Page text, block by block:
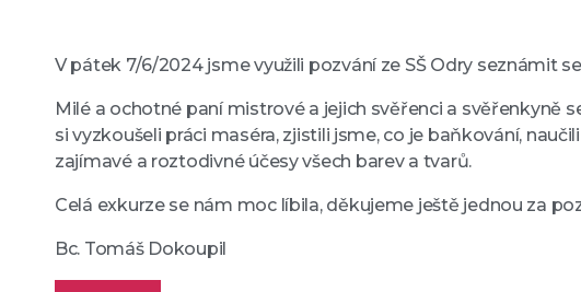
V pátek 7/6/2024 jsme využili pozvání ze SŠ Odry seznámit
Milé a ochotné paní mistrové a jejich svěřenci a svěřenkyně
si vyzkoušeli práci maséra, zjistili jsme, co je baňkování,
zajímavé a roztodivné účesy všech barev a tvarů.
Celá exkurze se nám moc líbila, děkujeme ještě jednou za
Bc. Tomáš Dokoupil